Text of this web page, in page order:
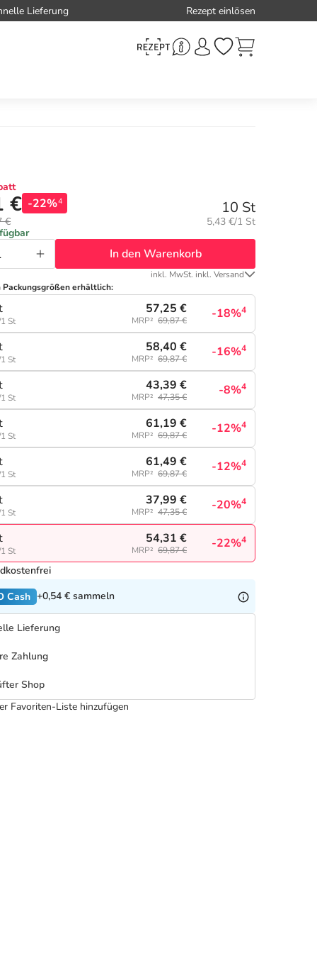
Lieferung Rezept einlösen
€ -22%4
€
10 St
Grundpreis:
5,43 €/1 St
In den Warenkorb
inkl. MwSt. inkl. Versand
Packungsgrößen erhältlich:
St
57,25 €
MRP² 69,87 € -18%4
St
58,40 €
MRP² 69,87 € -16%4
St
43,39 €
MRP² 47,35 € -8%4
St
61,19 €
MRP² 69,87 € -12%4
St
61,49 €
MRP² 69,87 € -12%4
St
37,99 €
MRP² 47,35 € -20%4
St
54,31 €
MRP² 69,87 € -22%4
Cash +0,54 € sammeln
Lieferung
Zahlung
Shop
Favoriten-Liste hinzufügen